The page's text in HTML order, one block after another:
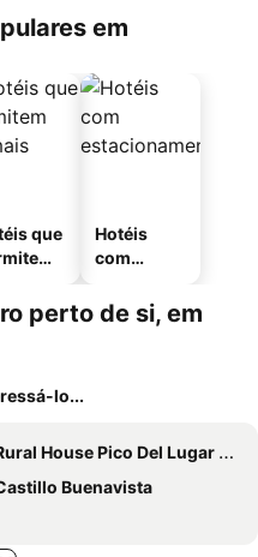
em
que
Hotéis
com
mento
perto de si, em
lo...
House Pico Del Lugar For 8 People
Buenavista